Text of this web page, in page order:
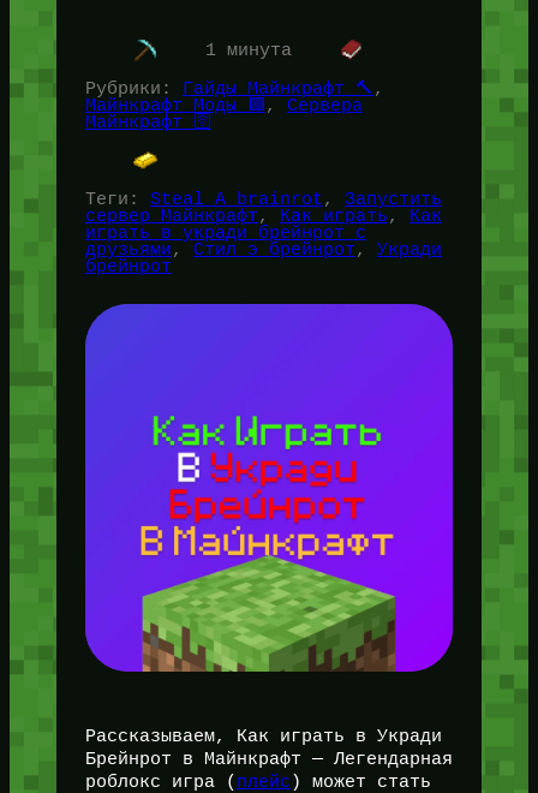
1 минута
Рубрики:
Гайды Майнкрафт 🔨
Майнкрафт Моды 🟩 , Сервера
Майнкрафт 🛜
Теги: Steal A brainrot, Запустить
сервер Майнкрафт, Как играть,
Как
играть в укради брейнрот с
друзьями, Стил э брейнрот, Укради
брейнрот
Рассказываем, Как играть в Укради
Брейнрот в Майнкрафт — Легендарная
роблокс игра ( плейс ) может стать